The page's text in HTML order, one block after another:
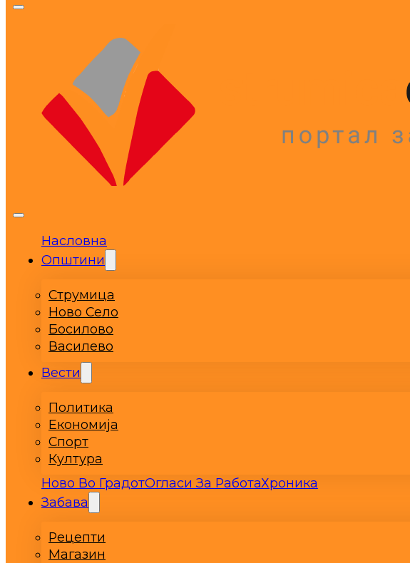
Насловна
Општини
Струмица
Ново Село
Босилово
Василево
Вести
Политика
Економија
Спорт
Култура
Ново Во ГрадотОгласи За РаботаХроника
Забава
Рецепти
Магазин